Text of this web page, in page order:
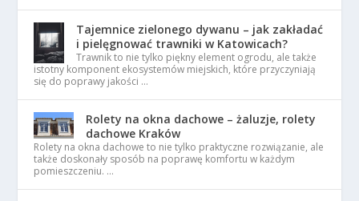
Tajemnice zielonego dywanu – jak zakładać
i pielęgnować trawniki w Katowicach?
Trawnik to nie tylko piękny element ogrodu, ale także
istotny komponent ekosystemów miejskich, które przyczyniają
się do poprawy jakości …
Rolety na okna dachowe – żaluzje, rolety
dachowe Kraków
Rolety na okna dachowe to nie tylko praktyczne rozwiązanie, ale
także doskonały sposób na poprawę komfortu w każdym
pomieszczeniu. …